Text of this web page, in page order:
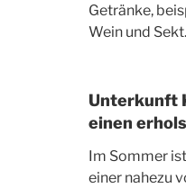
Getränke,
Wein und Sekt.
Unterkunft
einen
Im Sommer
einer nahezu